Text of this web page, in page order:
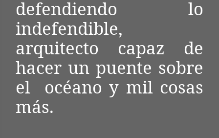
defendiendo lo
indefendible,
arquitecto capaz de
hacer un puente sobre
el
océano y mil cosas
más.